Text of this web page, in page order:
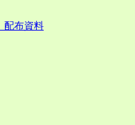
配布資料